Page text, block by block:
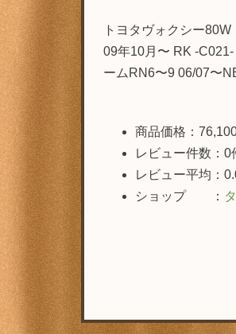
トヨタヴォクシー
09年10月〜 RK -
ームRN6〜9 06/07〜
商品価格：
レビュー件数：0
レビュー平均：
ショップ ：